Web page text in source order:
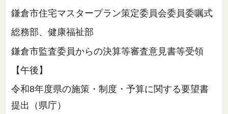
鎌倉市住宅マスタープラン策定委員会委員委嘱式
総務部、健康福祉部
鎌倉市監査委員からの決算等審査意見書等受領
【午後】
令和8年度県の施策・制度・予算に関する要望書
提出（県庁）